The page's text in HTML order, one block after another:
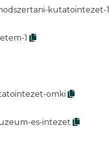
kutatointezet-1
1
omki
es-intezet